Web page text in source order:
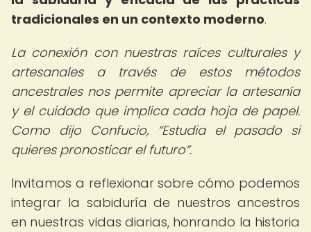
tradicionales en un contexto moderno.
La conexión con nuestras raíces culturales y
artesanales a través de estos métodos
ancestrales nos permite apreciar la artesanía
y el cuidado que implica cada hoja de papel.
Como dijo Confucio,
Estudia el pasado si
quieres pronosticar el futuro .
Invitamos a reflexionar sobre cómo podemos
integrar la sabiduría de nuestros ancestros
en nuestras vidas diarias, honrando la historia